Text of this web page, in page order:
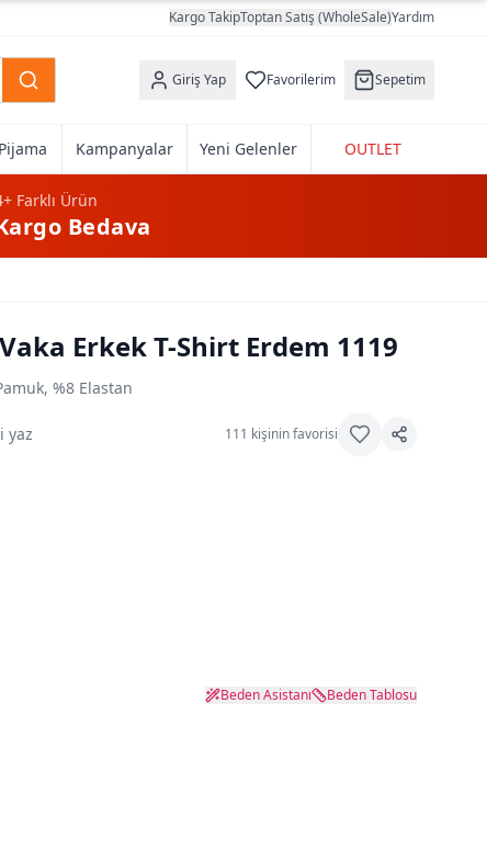
Kargo TakipToptan Satış (WholeSale)Yardım
Giriş Yap Favorilerim Sepetim
Kampanyalar Yeni Gelenler OUTLET
Farklı Ürün
Bedava
Erkek T-Shirt Erdem 1119
%8 Elastan
yaz 111 kişinin favorisi
Beden Asistanı Beden Tablosu